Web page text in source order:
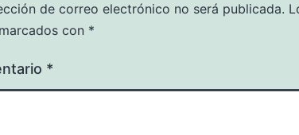
de correo electrónico no será publicada.
con *
*